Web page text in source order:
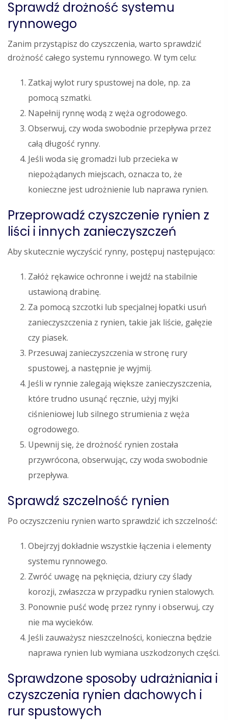
Sprawdź drożność systemu
rynnowego
Zanim przystąpisz do czyszczenia, warto sprawdzić
drożność całego systemu rynnowego. W tym celu:
Zatkaj wylot rury spustowej na dole, np. za
pomocą szmatki.
Napełnij rynnę wodą z węża ogrodowego.
Obserwuj, czy woda swobodnie przepływa przez
całą długość rynny.
Jeśli woda się gromadzi lub przecieka w
niepożądanych miejscach, oznacza to, że
konieczne jest udrożnienie lub naprawa rynien.
Przeprowadź czyszczenie rynien z
liści i innych zanieczyszczeń
Aby skutecznie wyczyścić rynny, postępuj następująco:
Załóż rękawice ochronne i wejdź na stabilnie
ustawioną drabinę.
Za pomocą szczotki lub specjalnej łopatki usuń
zanieczyszczenia z rynien, takie jak liście, gałęzie
czy piasek.
Przesuwaj zanieczyszczenia w stronę rury
spustowej, a następnie je wyjmij.
Jeśli w rynnie zalegają większe zanieczyszczenia,
które trudno usunąć ręcznie, użyj myjki
ciśnieniowej lub silnego strumienia z węża
ogrodowego.
Upewnij się, że drożność rynien została
przywrócona, obserwując, czy woda swobodnie
przepływa.
Sprawdź szczelność rynien
Po oczyszczeniu rynien warto sprawdzić ich szczelność:
Obejrzyj dokładnie wszystkie łączenia i elementy
systemu rynnowego.
Zwróć uwagę na pęknięcia, dziury czy ślady
korozji, zwłaszcza w przypadku rynien stalowych.
Ponownie puść wodę przez rynny i obserwuj, czy
nie ma wycieków.
Jeśli zauważysz nieszczelności, konieczna będzie
naprawa rynien lub wymiana uszkodzonych części.
Sprawdzone sposoby udrażniania i
czyszczenia rynien dachowych i
rur spustowych